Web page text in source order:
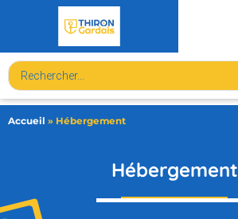
Accueil » Hébergement
Hébergement